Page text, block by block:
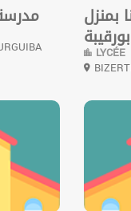
بمنزل
بورقيبة
LYCÉE